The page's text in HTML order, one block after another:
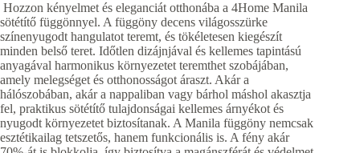
Hozzon kényelmet és eleganciát otthonába a 4Home Manila
sötétítő függönnyel. A függöny decens világosszürke
színenyugodt hangulatot teremt, és tökéletesen kiegészít
minden belső teret. Időtlen dizájnjával és kellemes tapintású
anyagával harmonikus környezetet teremthet szobájában,
amely melegséget és otthonosságot áraszt. Akár a
hálószobában, akár a nappaliban vagy bárhol máshol akasztja
fel, praktikus sötétítő tulajdonságai kellemes árnyékot és
nyugodt környezetet biztosítanak. A Manila függöny nemcsak
esztétikailag tetszetős, hanem funkcionális is. A fény akár